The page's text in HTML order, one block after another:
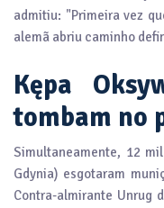
admitiu: "Primeira vez
alemã abriu caminho
Kępa
tombam no
Simultaneamente, 12
Gdynia) esgotaram
Contra-almirante Unrug